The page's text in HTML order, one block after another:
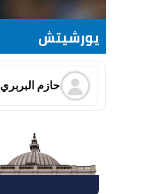
يورشيتش
حازم البربري